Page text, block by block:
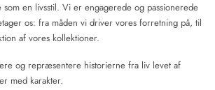
som en livsstil. Vi er engagerede og passionerede
os: fra måden vi driver vores forretning på, til
af vores kollektioner.
og repræsentere historierne fra liv levet af
med karakter.